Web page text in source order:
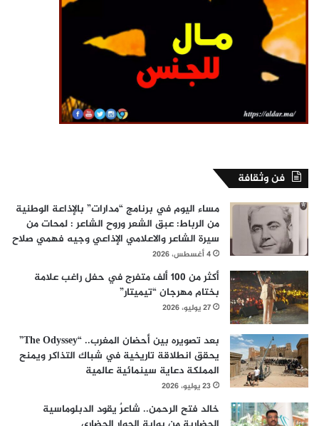
فن وثقافة
مساء اليوم في برنامج “مدارات” بالإذاعة الوطنية
من الرباط: عبق الشعر وروح الشاعر : لمحات من
سيرة الشاعر والاعلامي الإذاعي وجيه فهمي صلاح
4 أغسطس، 2026
أكثر من 100 ألف متفرج في حفل راغب علامة
بختام مهرجان “تيميتار”
27 يوليو، 2026
بعد تصويره بين أحضان المغرب.. “The Odyssey”
يحقق انطلاقة تاريخية في شباك التذاكر ويمنح
المملكة دعاية سينمائية عالمية
23 يوليو، 2026
خالد فتح الرحمن.. شاعرٌ يقود الدبلوماسية